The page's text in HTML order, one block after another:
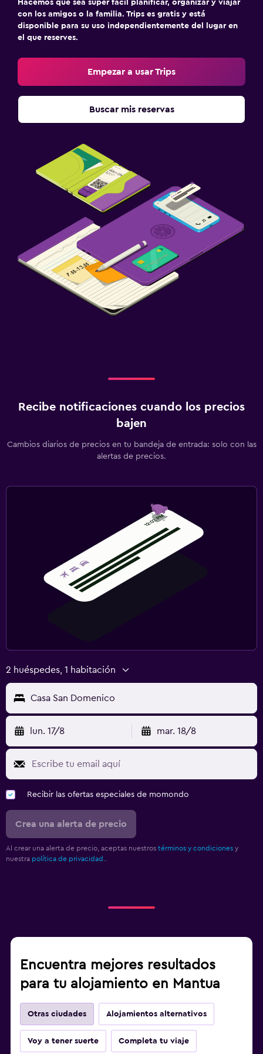
Hacemos que sea súper fácil planificar, organizar y viajar
con los amigos o la familia. Trips es gratis y está
disponible para su uso independientemente del lugar en
el que reserves.
Empezar a usar Trips
Buscar mis reservas
Recibe notificaciones cuando los precios
bajen
Cambios diarios de precios en tu bandeja de entrada: solo con las
alertas de precios.
2 huéspedes, 1 habitación
Casa San Domenico
lun. 17/8 mar. 18/8
Recibir las ofertas especiales de momondo
Crea una alerta de precio
Al crear una alerta de precio, aceptas nuestros términos y condiciones y
nuestra política de privacidad.
Encuentra mejores resultados
para tu alojamiento en Mantua
Otras ciudades Alojamientos alternativos
Voy a tener suerte Completa tu viaje